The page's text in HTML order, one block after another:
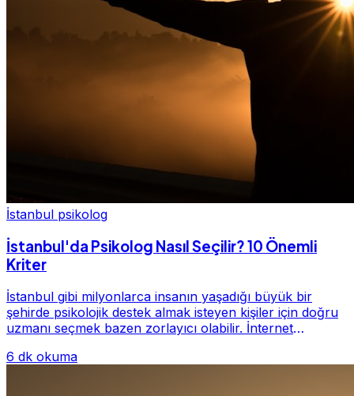
İstanbul psikolog
İstanbul'da Psikolog Nasıl Seçilir? 10 Önemli
Kriter
İstanbul gibi milyonlarca insanın yaşadığı büyük bir
şehirde psikolojik destek almak isteyen kişiler için doğru
uzmanı seçmek bazen zorlayıcı olabilir. İnternet
6 dk okuma